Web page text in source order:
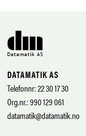
DATAMATIK AS
Telefonnr: 22 30 17 30
Org.nr.: 990 129 061
datamatik@datamatik.no